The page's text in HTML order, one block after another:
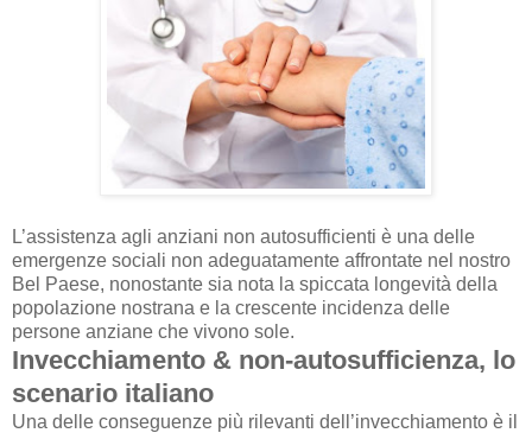
L’assistenza agli anziani non autosufficienti è una delle
emergenze sociali non adeguatamente affrontate nel nostro
Bel Paese, nonostante sia nota la spiccata longevità della
popolazione nostrana e la crescente incidenza delle
persone anziane che vivono sole.
Invecchiamento & non-autosufficienza, lo
scenario italiano
Una delle conseguenze più rilevanti dell’invecchiamento è il